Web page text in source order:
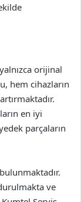
orijinal
hem cihazların
en iyi
parçaların
ve